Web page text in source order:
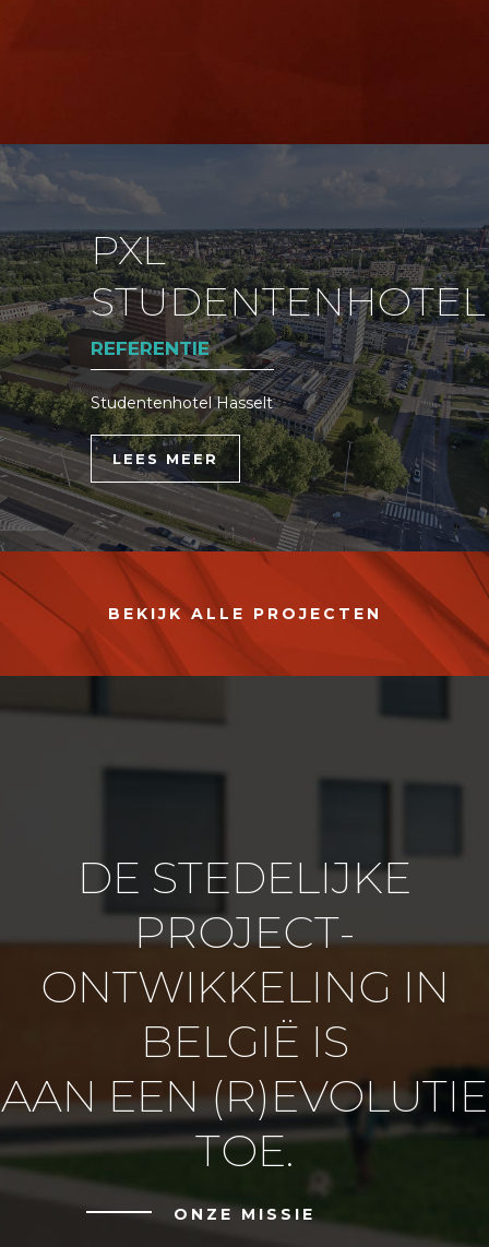
PXL
STUDENTENHOTEL
REFERENTIE
Studentenhotel Hasselt
LEES MEER
BEKIJK ALLE PROJECTEN
DE STEDELIJKE
PROJECT-
ONTWIKKELING IN
BELGIË IS
AAN EEN (R)EVOLUTIE
TOE.
ONZE MISSIE